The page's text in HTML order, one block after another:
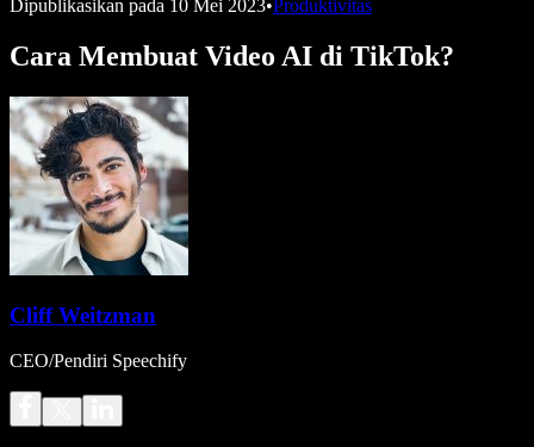
Dipublikasikan pada 10 Mei 2023• Produktivitas
Cara Membuat Video AI di TikTok?
Cliff Weitzman
CEO/Pendiri Speechify